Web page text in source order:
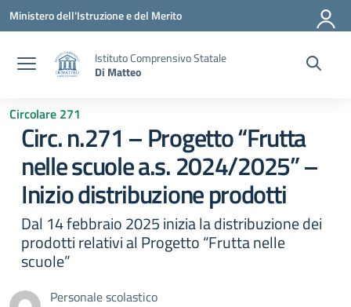
Vai ai contenuti
Vai al menu di navigazione
Vai al footer
Ministero dell'Istruzione e del Merito
Istituto Comprensivo Statale
Di Matteo
Circolare 271
Circ. n.271 – Progetto “Frutta
nelle scuole a.s. 2024/2025” –
Inizio distribuzione prodotti
Dal 14 febbraio 2025 inizia la distribuzione dei
prodotti relativi al Progetto “Frutta nelle
scuole”
Personale scolastico